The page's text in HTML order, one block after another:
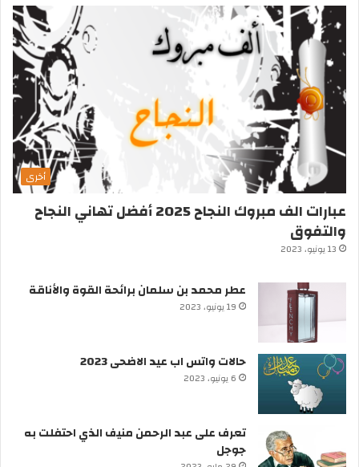
أخرى
عبارات الف مبروك النجاح 2025 أفضل تهاني النجاح
والتفوق
13 يونيو، 2023
عطر محمد بن سلمان برائحة القوة والأناقة
19 يونيو، 2023
حالات واتس اب عيد الاضحى 2023
6 يونيو، 2023
تعرف على عبد الرحمن منيف الذي احتفلت به
جوجل